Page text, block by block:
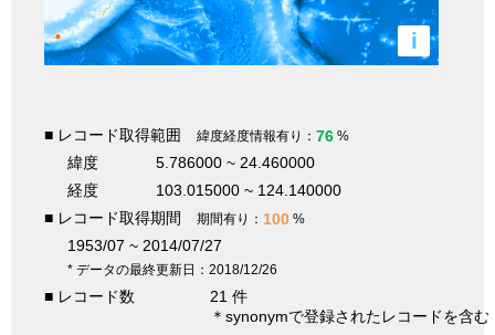
i
■ レコード取得範囲 緯度経度情報有り： 76 %
緯度
5.786000 ~ 24.460000
経度
103.015000 ~ 124.140000
■ レコード取得期間
期間有り： 100 %
1953/07 ~ 2014/07/27
* データの最終更新日：2018/12/26
■ レコード数
21 件
＊synonymで登録されたレコードを含む